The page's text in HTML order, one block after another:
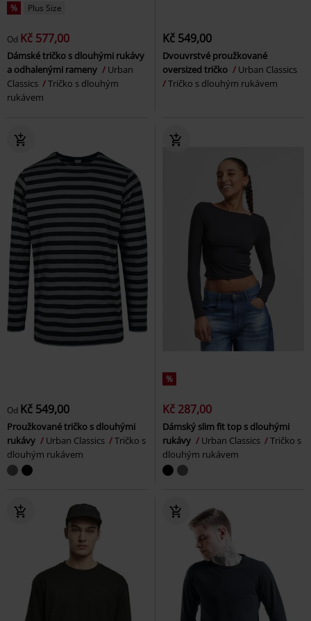
% Plus Size
Od Kč 577,00
Dámské tričko s dlouhými rukávy
a odhalenými rameny
Urban
Classics
Tričko s dlouhým
rukávem
Kč 549,00
Dvouvrstvé proužkované
oversized tričko
Urban Classics
Tričko s dlouhým rukávem
Od Kč 549,00
Proužkované tričko s dlouhými
rukávy
Urban Classics
Tričko s
dlouhým rukávem
%
Kč 287,00
Dámský slim fit top s dlouhými
rukávy
Urban Classics
Tričko s
dlouhým rukávem